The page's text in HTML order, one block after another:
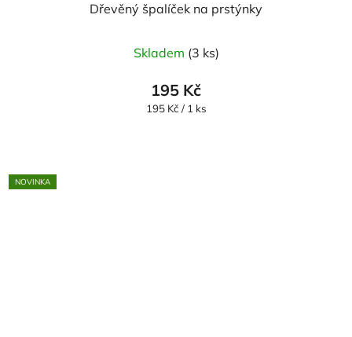
Dřevěný špalíček na prstýnky
hodnocení
produktu
je
Skladem (3 ks)
195 Kč
Měrná
195 Kč / 1 ks
NOVINKA